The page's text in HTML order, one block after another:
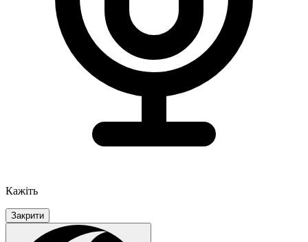
Кажіть
Закрити